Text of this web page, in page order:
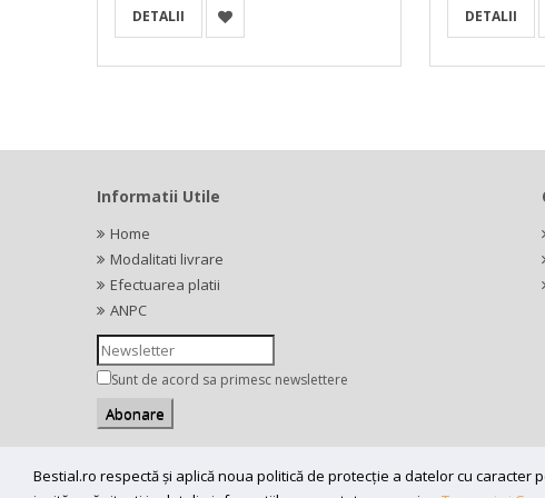
DETALII DETALII
Bestial.ro respectă și aplică noua politică de protecție a datelor cu
Informatii Utile
Home
Modalitati livrare
Efectuarea platii
ANPC
Sunt de acord sa primesc newslettere
Copyright (C) 2026bestial.ro -All rights reserved.